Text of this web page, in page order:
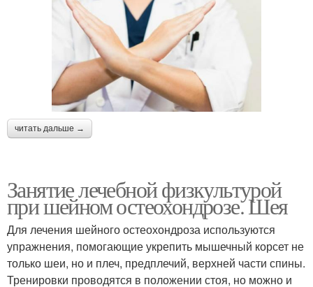
читать дальше →
Занятие лечебной физкультурой
при шейном остеохондрозе. Шея
Для лечения шейного остеохондроза используются
упражнения, помогающие укрепить мышечный корсет не
только шеи, но и плеч, предплечий, верхней части спины.
Тренировки проводятся в положении стоя, но можно и